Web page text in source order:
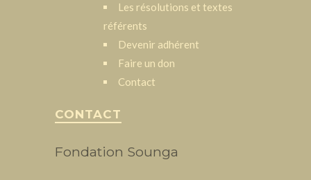
Les résolutions et textes
référents
Devenir adhérent
Faire un don
Contact
CONTACT
Fondation Sounga